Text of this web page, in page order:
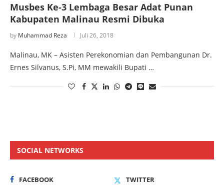
Musbes Ke-3 Lembaga Besar Adat Punan
Kabupaten Malinau Resmi Dibuka
by Muhammad Reza Juli 26, 2018
Malinau, MK – Asisten Perekonomian dan Pembangunan Dr.
Ernes Silvanus, S.Pi, MM mewakili Bupati …
SOCIAL NETWORKS
FACEBOOK
TWITTER